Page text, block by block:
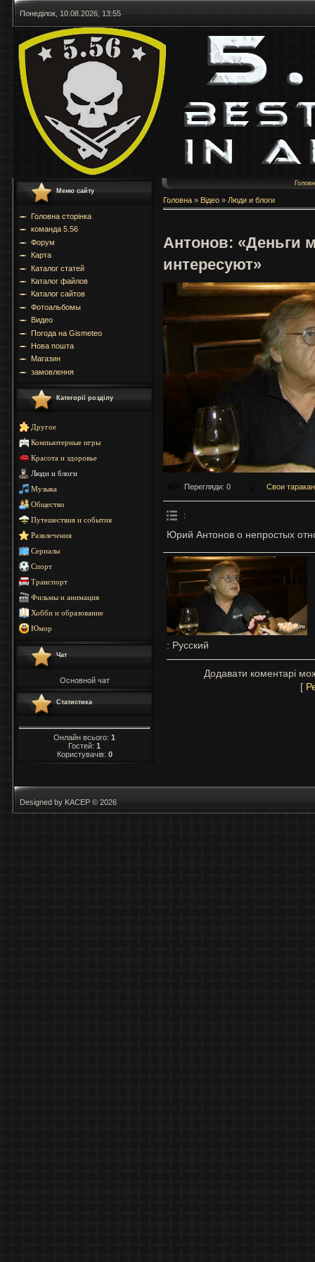
Понеділок, 10.08.2026, 13:55
Меню сайту
Головна сторінка
команда 5.56
Форум
Карта
Каталог статей
Каталог файлов
Каталог сайтов
Фотоальбомы
Видео
Погода на Gismeteo
Нова пошта
Магазин
замовлення
Категорії розділу
Другое
Компьютерные игры
Красота и здоровье
Люди и блоги
Музыка
Общество
Путешествия и события
Развлечения
Сериалы
Спорт
Транспорт
Фильмы и анимация
Хобби и образование
Юмор
Чат
Основной чат
Статистика
Онлайн всього: 1
Гостей: 1
Користувачів: 0
Головна » Відео » Люди и блоги
Антонов: «Деньги
интересуют»
Перегляди: 0 Свои
:
Юрий Антонов о непростых
: Русский
Додавати коментарі
[
Designed by KACEP © 2026